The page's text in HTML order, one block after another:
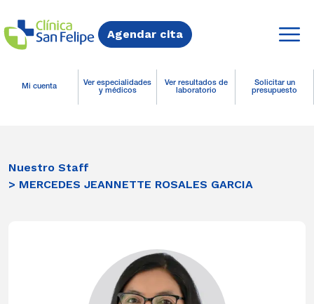
Agendar cita
Mi cuenta
Ver especialidades
y médicos
Ver resultados de
laboratorio
Solicitar un
presupuesto
Nuestro Staff
> MERCEDES JEANNETTE ROSALES GARCIA